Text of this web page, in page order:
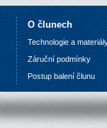
O člunech
Technologie a
Záruční podmínky
Postup balení člunu